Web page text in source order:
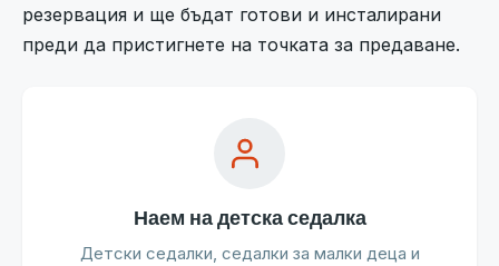
резервация и ще бъдат готови и инсталирани
преди да пристигнете на точката за предаване.
Наем на детска седалка
Детски седалки, седалки за малки деца и